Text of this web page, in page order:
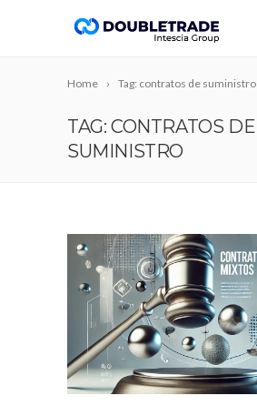
Home Tag: contratos de suministro
TAG: CONTRATOS DE
SUMINISTRO